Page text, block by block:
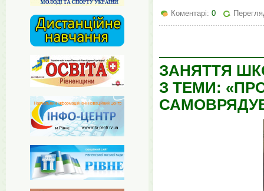
Коментарі: 0
ЗАНЯТТЯ
З ТЕМИ: